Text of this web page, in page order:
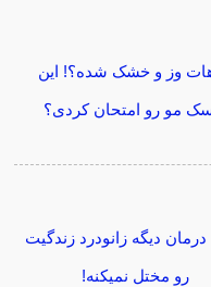
وز و خشک شده؟! این
مو رو امتحان کردی؟
درمان دیگه زانودرد زندگیت
رو مختل نمیکنه!